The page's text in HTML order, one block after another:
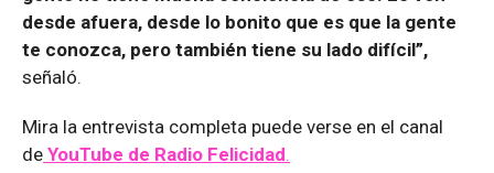
desde afuera, desde lo bonito que es que la gente
te conozca, pero también tiene su lado difícil”,
señaló.
Mira la entrevista completa puede verse en el canal
de YouTube de Radio Felicidad.